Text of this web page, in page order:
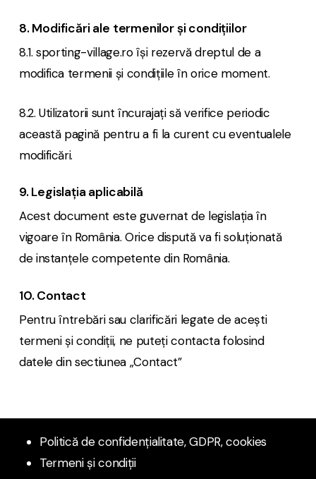
8. Modificări ale termenilor și condițiilor
8.1. sporting-village.ro își rezervă dreptul de a
modifica termenii și condițiile în orice moment.
8.2. Utilizatorii sunt încurajați să verifice periodic
această pagină pentru a fi la curent cu eventualele
modificări.
9. Legislația aplicabilă
Acest document este guvernat de legislația în
vigoare în România. Orice dispută va fi soluționată
de instanțele competente din România.
10. Contact
Pentru întrebări sau clarificări legate de acești
termeni și condiții, ne puteți contacta folosind
datele din sectiunea „Contact”
Politică de confidențialitate, GDPR, cookies
Termeni și condiții